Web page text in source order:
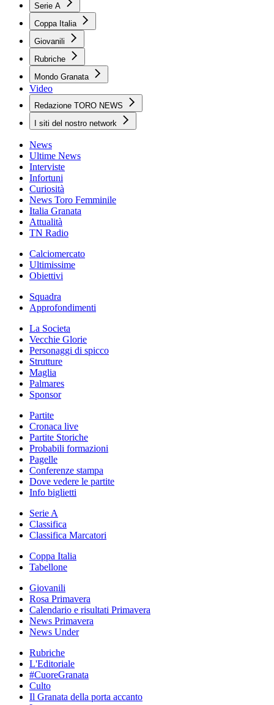
Serie A
Coppa Italia
Giovanili
Rubriche
Mondo Granata
Video
Redazione TORO NEWS
I siti del nostro network
News
Ultime News
Interviste
Infortuni
Curiosità
News Toro Femminile
Italia Granata
Attualità
TN Radio
Calciomercato
Ultimissime
Obiettivi
Squadra
Approfondimenti
La Societa
Vecchie Glorie
Personaggi di spicco
Strutture
Maglia
Palmares
Sponsor
Partite
Cronaca live
Partite Storiche
Probabili formazioni
Pagelle
Conferenze stampa
Dove vedere le partite
Info biglietti
Serie A
Classifica
Classifica Marcatori
Coppa Italia
Tabellone
Giovanili
Rosa Primavera
Calendario e risultati Primavera
News Primavera
News Under
Rubriche
L'Editoriale
#CuoreGranata
Culto
Il Granata della porta accanto